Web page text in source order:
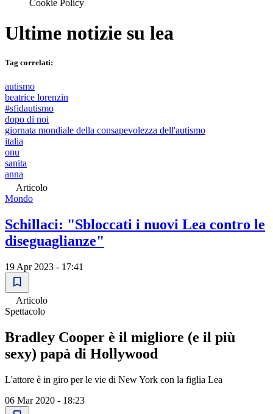
Cookie Policy
Ultime notizie su lea
Tag correlati:
autismo
beatrice lorenzin
#sfidautismo
dopo di noi
giornata mondiale della consapevolezza dell'autismo
italia
onu
sanita
anna
Articolo
Mondo
Schillaci: "Sbloccati i nuovi Lea contro le
diseguaglianze"
19 Apr 2023 - 17:41
Articolo
Spettacolo
Bradley Cooper è il migliore (e il più
sexy) papà di Hollywood
L'attore è in giro per le vie di New York con la figlia Lea
06 Mar 2020 - 18:23